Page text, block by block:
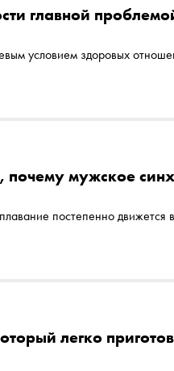
главной
условием здоровых
почему мужское
постепенно движется
легко